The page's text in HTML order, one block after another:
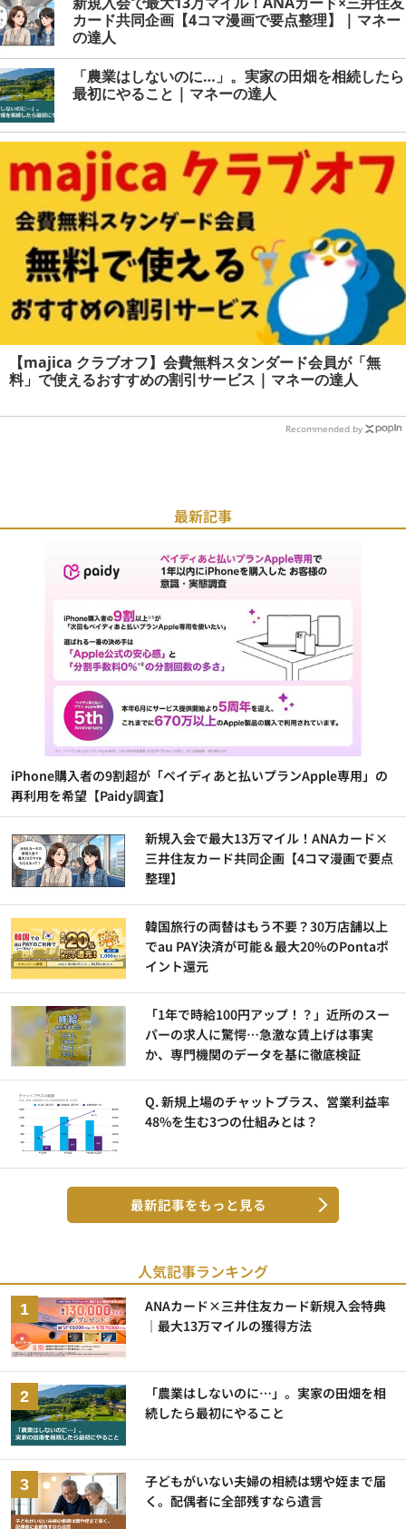
カード共同企画【4コマ漫画で要点整理】 | マネー
の達人
「農業はしないのに…」。実家の田畑を相続したら
最初にやること | マネーの達人
【majica クラブオフ】会費無料スタンダード会員が「無
料」で使えるおすすめの割引サービス | マネーの達人
Recommended by
最新記事
iPhone購入者の9割超が「ペイディあと払いプランApple専用」の
再利用を希望【Paidy調査】
新規入会で最大13万マイル！ANAカード×
三井住友カード共同企画【4コマ漫画で要点
整理】
韓国旅行の両替はもう不要？30万店舗以上
でau PAY決済が可能＆最大20%のPontaポ
イント還元
「1年で時給100円アップ！？」近所のスー
パーの求人に驚愕…急激な賃上げは事実
か、専門機関のデータを基に徹底検証
Q. 新規上場のチャットプラス、営業利益率
48%を生む3つの仕組みとは？
最新記事をもっと見る
人気記事ランキング
ANAカード×三井住友カード新規入会特典
｜最大13万マイルの獲得方法
「農業はしないのに…」。実家の田畑を相
続したら最初にやること
子どもがいない夫婦の相続は甥や姪まで届
く。配偶者に全部残すなら遺言